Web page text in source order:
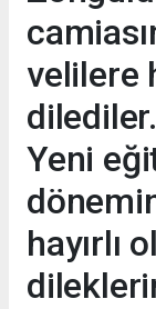
velilere
dilediler.
Yeni
hayırlı